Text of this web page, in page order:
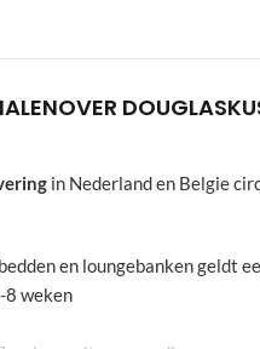
OVER DOUGLAS
in Nederland en Belgie
en loungebanken geldt
8 weken